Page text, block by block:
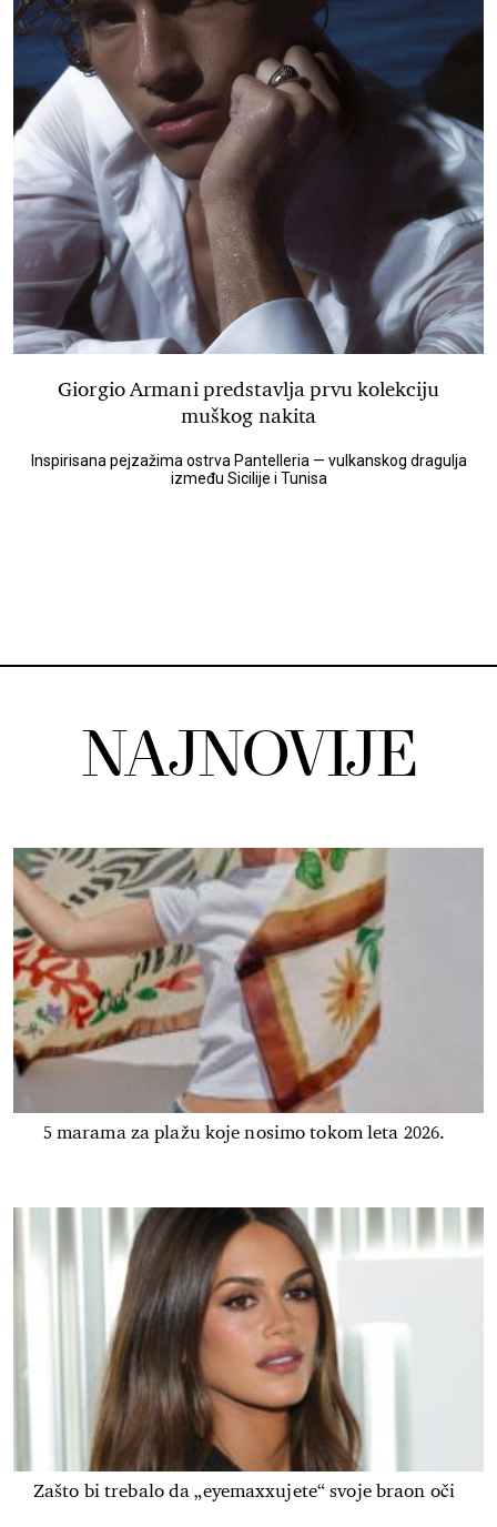
Giorgio Armani predstavlja prvu kolekciju
muškog nakita
Inspirisana pejzažima ostrva Pantelleria — vulkanskog dragulja
između Sicilije i Tunisa
NAJNOVIJE
5 marama za plažu koje nosimo tokom leta 2026.
Zašto bi trebalo da „eyemaxxujete“ svoje braon oči